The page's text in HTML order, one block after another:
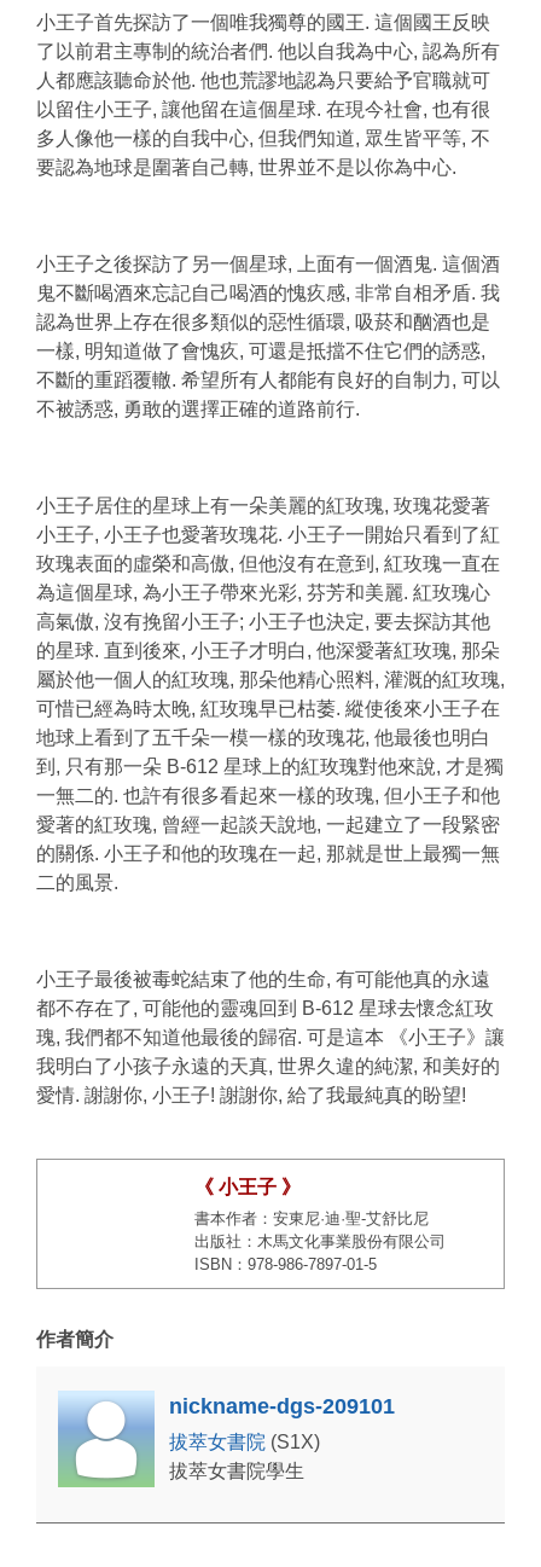
小王子首先探訪了一個唯我獨尊的國王. 這個國王反映
了以前君主專制的統治者們. 他以自我為中心, 認為所有
人都應該聽命於他. 他也荒謬地認為只要給予官職就可
以留住小王子, 讓他留在這個星球. 在現今社會, 也有很
多人像他一樣的自我中心, 但我們知道, 眾生皆平等, 不
要認為地球是圍著自己轉, 世界並不是以你為中心.
小王子之後探訪了另一個星球, 上面有一個酒鬼. 這個酒
鬼不斷喝酒來忘記自己喝酒的愧疚感, 非常自相矛盾. 我
認為世界上存在很多類似的惡性循環, 吸菸和酗酒也是
一樣, 明知道做了會愧疚, 可還是抵擋不住它們的誘惑,
不斷的重蹈覆轍. 希望所有人都能有良好的自制力, 可以
不被誘惑, 勇敢的選擇正確的道路前行.
小王子居住的星球上有一朵美麗的紅玫瑰, 玫瑰花愛著
小王子, 小王子也愛著玫瑰花. 小王子一開始只看到了紅
玫瑰表面的虛榮和高傲, 但他沒有在意到, 紅玫瑰一直在
為這個星球, 為小王子帶來光彩, 芬芳和美麗. 紅玫瑰心
高氣傲, 沒有挽留小王子; 小王子也決定, 要去探訪其他
的星球. 直到後來, 小王子才明白, 他深愛著紅玫瑰, 那朵
屬於他一個人的紅玫瑰, 那朵他精心照料, 灌溉的紅玫瑰,
可惜已經為時太晚, 紅玫瑰早已枯萎. 縱使後來小王子在
地球上看到了五千朵一模一樣的玫瑰花, 他最後也明白
到, 只有那一朵 B-612 星球上的紅玫瑰對他來說, 才是獨
一無二的. 也許有很多看起來一樣的玫瑰, 但小王子和他
愛著的紅玫瑰, 曾經一起談天說地, 一起建立了一段緊密
的關係. 小王子和他的玫瑰在一起, 那就是世上最獨一無
二的風景.
小王子最後被毒蛇結束了他的生命, 有可能他真的永遠
都不存在了, 可能他的靈魂回到 B-612 星球去懷念紅玫
瑰, 我們都不知道他最後的歸宿. 可是這本
《小王子》讓
我明白了小孩子永遠的天真, 世界久違的純潔, 和美好的
愛情. 謝謝你, 小王子! 謝謝你, 給了我最純真的盼望!
《 小王子 》
書本作者：安東尼·迪·聖-艾舒比尼
出版社：木馬文化事業股份有限公司
ISBN：978-986-7897-01-5
作者簡介
nickname-dgs-209101
拔萃女書院 (S1X)
拔萃女書院學生